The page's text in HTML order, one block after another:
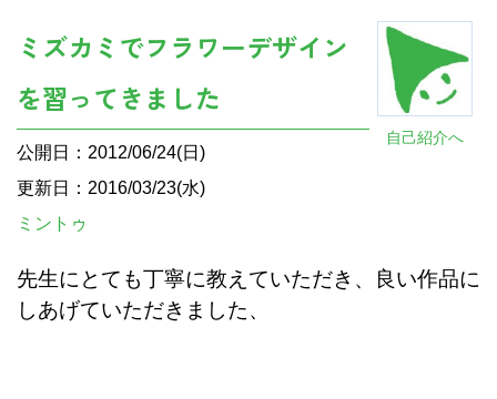
自己紹介へ
ミズカミでフラワーデザイン
を習ってきました
公開日：2012/06/24(日)
更新日：2016/03/23(水)
ミントゥ
先生にとても丁寧に教えていただき、良い作品に
しあげていただきました、